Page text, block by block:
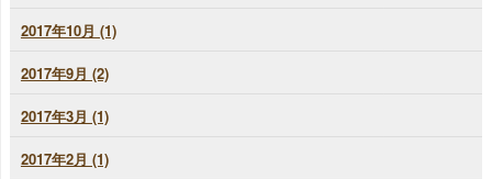
2017年10月 (1)
2017年9月 (2)
2017年3月 (1)
2017年2月 (1)